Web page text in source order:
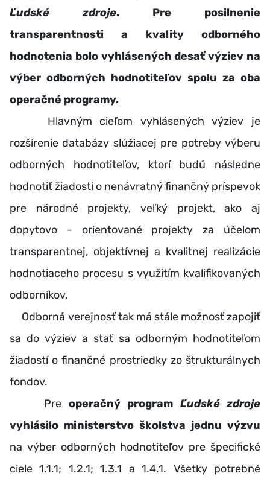
Ľudské zdroje. Pre posilnenie
transparentnosti a kvality odborného
hodnotenia bolo vyhlásených desať výziev na
výber odborných hodnotiteľov spolu za oba
operačné programy.
Hlavným cieľom vyhlásených výziev je
rozšírenie databázy slúžiacej pre potreby výberu
odborných hodnotiteľov, ktorí budú následne
hodnotiť žiadosti o nenávratný finančný príspevok
pre národné projekty, veľký projekt, ako aj
dopytovo - orientované projekty za účelom
transparentnej, objektívnej a kvalitnej realizácie
hodnotiaceho procesu s využitím kvalifikovaných
odborníkov.
Odborná verejnosť tak má stále možnosť zapojiť
sa do výziev a stať sa odborným hodnotiteľom
žiadostí o finančné prostriedky zo štrukturálnych
fondov.
Pre operačný program Ľudské zdroje
vyhlásilo ministerstvo školstva jednu výzvu
na výber odborných hodnotiteľov pre špecifické
ciele 1.1.1; 1.2.1; 1.3.1 a 1.4.1. Všetky potrebné